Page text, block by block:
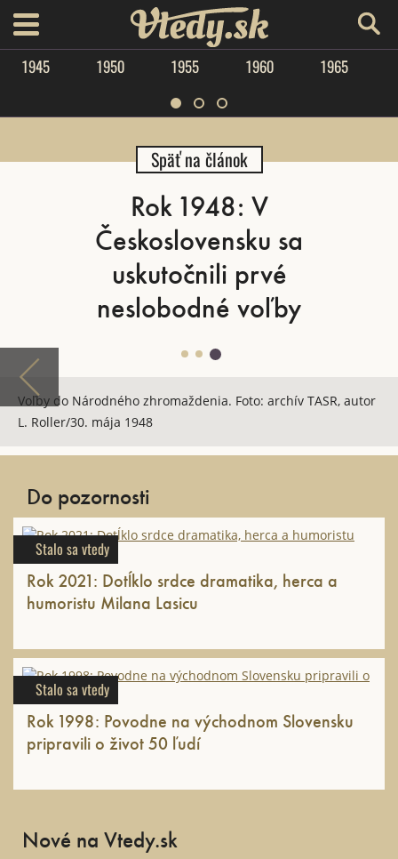
menu Vtedy.sk
1945 1950 1955 1960 1965
Späť na článok
Rok 1948: V
Československu sa
uskutočnili prvé
neslobodné voľby
Voľby do Národného zhromaždenia. Foto: archív TASR, autor
L. Roller/30. mája 1948
Do pozornosti
Stalo sa vtedy
Rok 2021: Dotĺklo srdce dramatika, herca a
humoristu Milana Lasicu
Stalo sa vtedy
Rok 1998: Povodne na východnom Slovensku
pripravili o život 50 ľudí
Nové na Vtedy.sk